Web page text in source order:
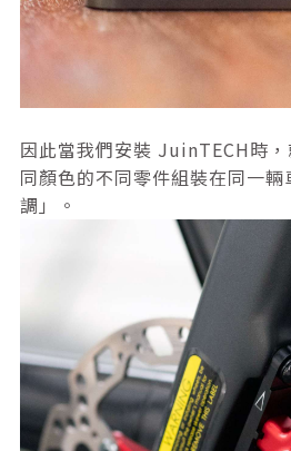
因此當我們安裝 JuinTECH時
同顏色的不同零件組裝在同一
調」。